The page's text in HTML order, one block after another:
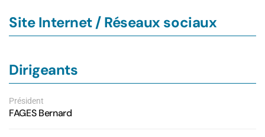
Site Internet / Réseaux sociaux
Dirigeants
Président
FAGES Bernard